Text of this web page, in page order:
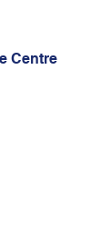
Centre